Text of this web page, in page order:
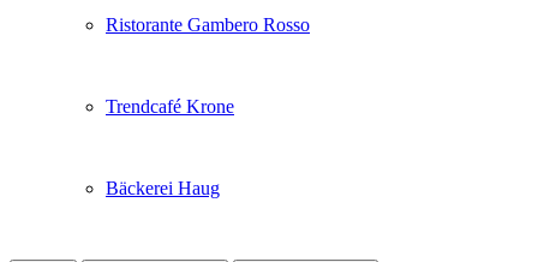
Ristorante Gambero Rosso
Trendcafé Krone
Bäckerei Haug